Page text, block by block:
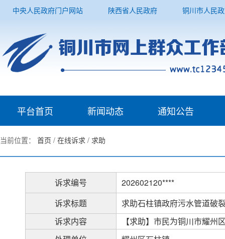
中央人民政府门户网站 陕西省人民政府 铜川市人民
平台首页 新闻动态 通知公告
当前位置： 首页 / 在线诉求 / 求助
诉求编号
202602120****
诉求标题
求助石柱镇政府污水管道破
诉求内容
【求助】市民为铜川市耀